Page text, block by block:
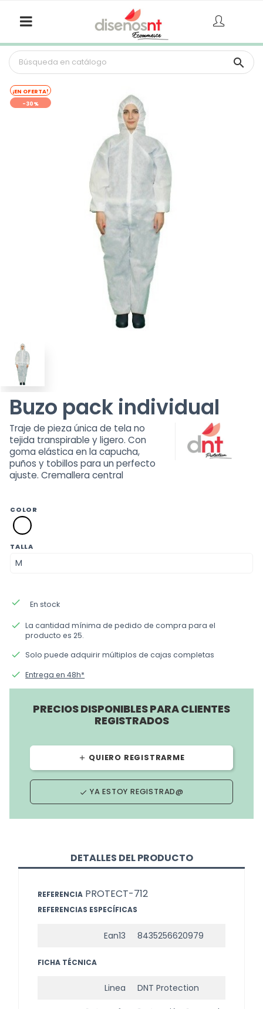

¡EN OFERTA!
-30%
Buzo pack individual
Traje de pieza única de tela no
tejida transpirable y ligero. Con
goma elástica en la capucha,
puños y tobillos para un perfecto
ajuste. Cremallera central
COLOR
blanca
TALLA
done En stock
done La cantidad mínima de pedido de compra para el
producto es 25.
done Solo puede adquirir múltiplos de cajas completas
done Entrega en 48h*
PRECIOS DISPONIBLES PARA CLIENTES
REGISTRADOS
add QUIERO REGISTRARME
done YA ESTOY REGISTRAD@
DETALLES DEL PRODUCTO
REFERENCIA PROTECT-712
REFERENCIAS ESPECÍFICAS
Ean13 8435256620979
FICHA TÉCNICA
Linea DNT Protection